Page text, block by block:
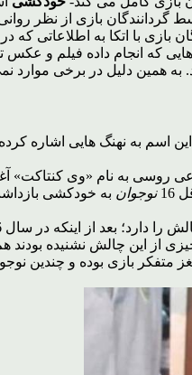
بازی با اتکا به اطلاعاتی
که انجام داده فیلم و
به همین دلیل در برخی موارد
اسم به نهنگ هایی
نوجوان به خودکشی
از این چالش نشنیده بودند
متفکر بازی بوده و